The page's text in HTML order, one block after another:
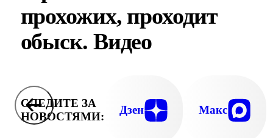
прохожих, проходит
обыск. Видео
СЛЕДИТЕ ЗА
НОВОСТЯМИ:
Дзен Макс